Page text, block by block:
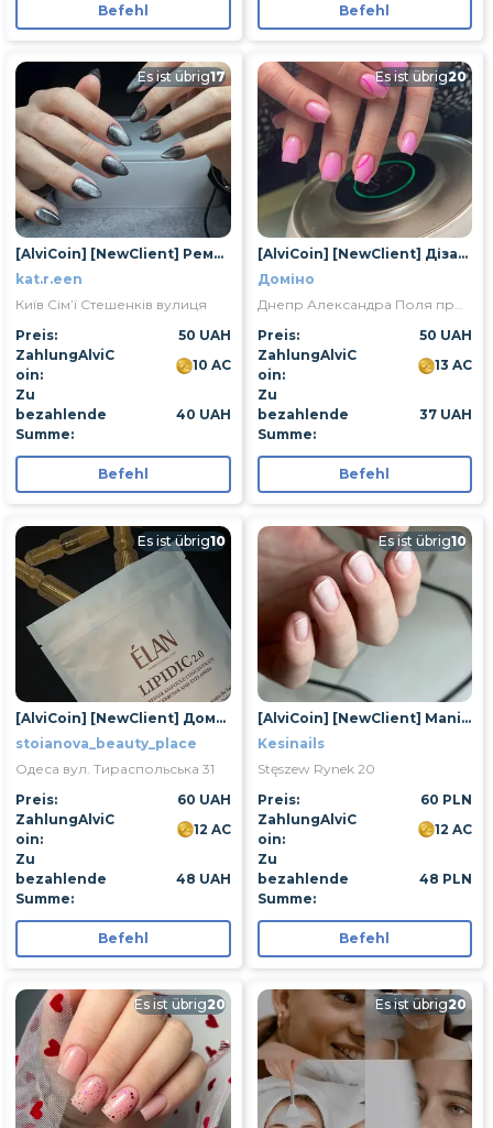
Befehl Befehl
Es ist übrig17
[AlviCoin] [NewClient] Ремонт 1 нігтя
kat.r.een
Київ Сім’ї Стешенків вулиця
Preis:
50 UAH
ZahlungAlviC
oin:
10 AC
Zu
bezahlende
Summe:
40 UAH
Befehl
Es ist übrig20
[AlviCoin] [NewClient] Дізайн
Доміно
Днепр Александра Поля проспект
Preis:
50 UAH
ZahlungAlviC
oin:
13 AC
Zu
bezahlende
Summe:
37 UAH
Befehl
Es ist übrig10
[AlviCoin] [NewClient] Домашній догляд для брів
stoianova_beauty_place
Одеса вул. Тираспольська 31
Preis:
60 UAH
ZahlungAlviC
oin:
12 AC
Zu
bezahlende
Summe:
48 UAH
Befehl
Es ist übrig10
[AlviCoin] [NewClient] Manicure klasyczny
Kesinails
Stęszew Rynek 20
Preis:
60 PLN
ZahlungAlviC
oin:
12 AC
Zu
bezahlende
Summe:
48 PLN
Befehl
Es ist übrig20 Es ist übrig20